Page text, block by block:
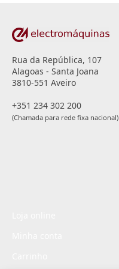
Rua da República, 107
Alagoas - Santa Joana
3810-551 Aveiro
+351 234 302 200
(Chamada para rede fixa nacional)